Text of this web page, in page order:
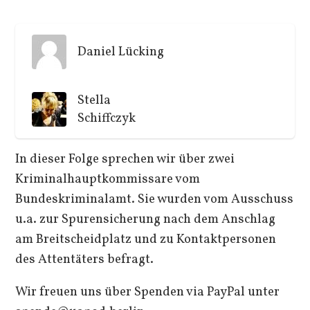
Daniel Lücking
Stella
Schiffczyk
In dieser Folge sprechen wir über zwei
Kriminalhauptkommissare vom
Bundeskriminalamt. Sie wurden vom Ausschuss
u.a. zur Spurensicherung nach dem Anschlag
am Breitscheidplatz und zu Kontaktpersonen
des Attentäters befragt.
Wir freuen uns über Spenden via PayPal unter